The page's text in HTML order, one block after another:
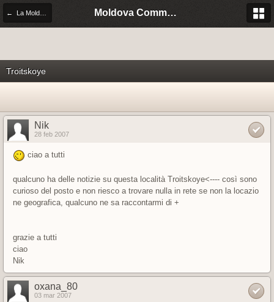
Moldova Community Italia
Troitskoye
Nik
28 feb 2007
ciao a tutti
qualcuno ha delle notizie su questa località Troitskoye<---- così sono
curioso del posto e non riesco a trovare nulla in rete se non la locazio
ne geografica, qualcuno ne sa raccontarmi di +
grazie a tutti
ciao
Nik
oxana_80
03 mar 2007